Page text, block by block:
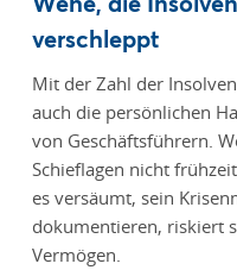
verschleppt
Mit der Zahl der
auch die persönlichen
von Geschäftsführern.
Schieflagen nicht
es versäumt, sein
dokumentieren, riskiert
Vermögen.